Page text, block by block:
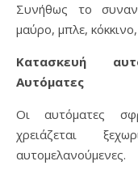
Συνήθως το
μαύρο, μπλε,
Κατασκευή
Αυτόματες
Οι αυτόματες
χρειάζεται
αυτομελανούμενες.